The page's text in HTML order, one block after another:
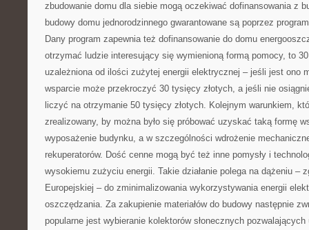
zbudowanie domu dla siebie mogą oczekiwać dofinansowania z
budowy domu jednorodzinnego gwarantowane są poprzez
Dany program zapewnia też dofinansowanie do domu
otrzymać ludzie interesujący się wymienioną formą pomocy, to
uzależniona od ilości zużytej energii elektrycznej – jeśli jest ono
wsparcie może przekroczyć 30 tysięcy złotych, a jeśli nie
liczyć na otrzymanie 50 tysięcy złotych. Kolejnym warunkiem,
zrealizowany, by można było się próbować uzyskać taką formę
wyposażenie budynku, a w szczególności wdrożenie
rekuperatorów. Dość cenne mogą być też inne pomysły i
wysokiemu zużyciu energii. Takie działanie polega na dążeniu –
Europejskiej – do zminimalizowania wykorzystywania energii
oszczędzania. Za zakupienie materiałów do budowy następnie
popularne jest wybieranie kolektorów słonecznych pozwalających